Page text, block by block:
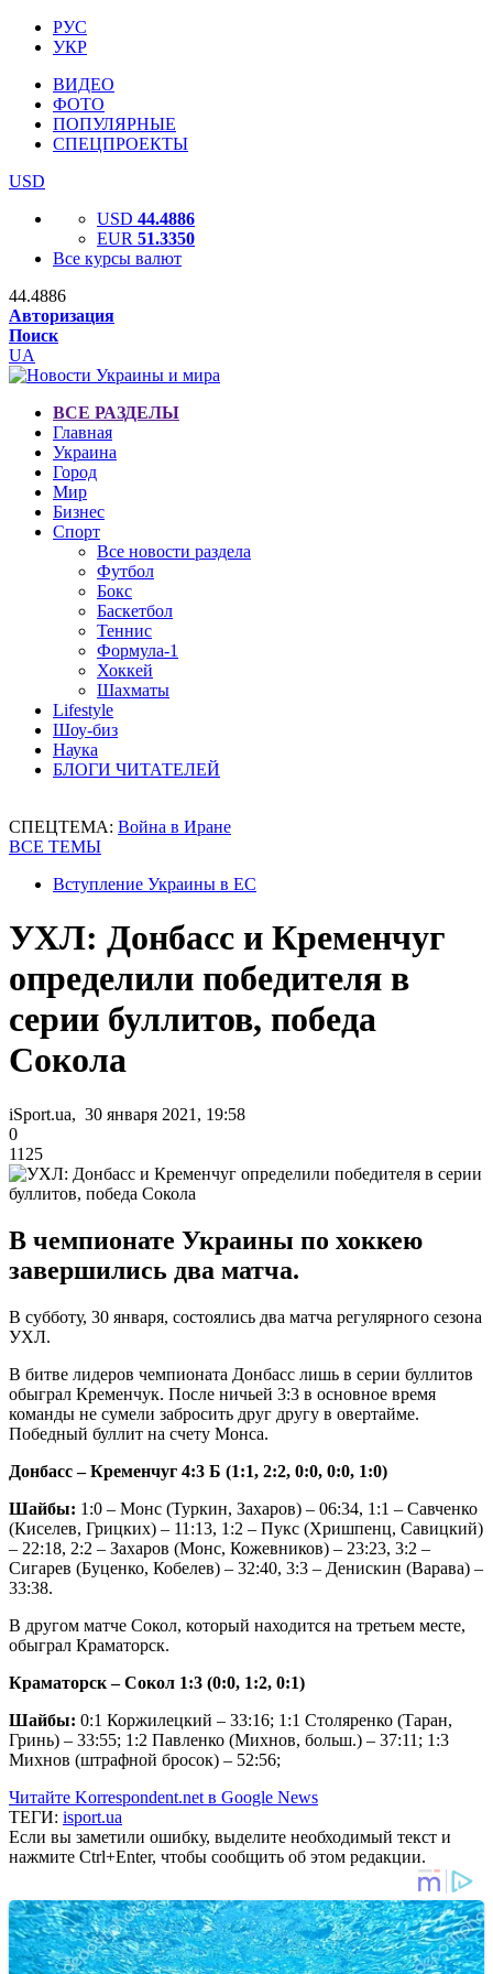
РУС
УКР
ВИДЕО
ФОТО
ПОПУЛЯРНЫЕ
СПЕЦПРОЕКТЫ
USD
USD 44.4886
EUR 51.3350
Все курсы валют
44.4886
Авторизация
Поиск
UA
ВСЕ РАЗДЕЛЫ
Главная
Украина
Город
Мир
Бизнес
Спорт
Все новости раздела
Футбол
Бокс
Баскетбол
Теннис
Формула-1
Хоккей
Шахматы
Lifestyle
Шоу-биз
Наука
БЛОГИ ЧИТАТЕЛЕЙ
СПЕЦТЕМА: Война в Иране
ВСЕ ТЕМЫ
Вступление Украины в ЕС
УХЛ: Донбасс и Кременчуг
определили победителя в
серии буллитов, победа
Сокола
iSport.ua, 30 января 2021, 19:58
0
1125
В чемпионате Украины по хоккею
завершились два матча.
В субботу, 30 января, состоялись два матча регулярного сезона
УХЛ.
В битве лидеров чемпионата Донбасс лишь в серии буллитов
обыграл Кременчук. После ничьей 3:3 в основное время
команды не сумели забросить друг другу в овертайме.
Победный буллит на счету Монса.
Донбасс – Кременчуг 4:3 Б (1:1, 2:2, 0:0, 0:0, 1:0)
Шайбы: 1:0 – Монс (Туркин, Захаров) – 06:34, 1:1 – Савченко
(Киселев, Грицких) – 11:13, 1:2 – Пукс (Хришпенц, Савицкий)
– 22:18, 2:2 – Захаров (Монс, Кожевников) – 23:23, 3:2 –
Сигарев (Буценко, Кобелев) – 32:40, 3:3 – Денискин (Варава) –
33:38.
В другом матче Сокол, который находится на третьем месте,
обыграл Краматорск.
Краматорск – Сокол 1:3 (0:0, 1:2, 0:1)
Шайбы: 0:1 Коржилецкий – 33:16; 1:1 Столяренко (Таран,
Гринь) – 33:55; 1:2 Павленко (Михнов, больш.) – 37:11; 1:3
Михнов (штрафной бросок) – 52:56;
Читайте Korrespondent.net в Google News
ТЕГИ: isport.ua
Если вы заметили ошибку, выделите необходимый текст и
нажмите Ctrl+Enter, чтобы сообщить об этом редакции.